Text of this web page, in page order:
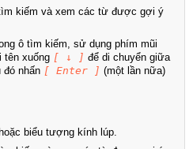
kiếm và xem các từ được gợi ý
ô tìm kiếm, sử dụng phím mũi
tên xuống [ ↓ ] để di chuyển giữa
nhấn [ Enter ] (một lần nữa)
biểu tượng kính lúp.